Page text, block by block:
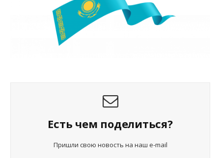
Есть чем поделиться?
Пришли свою новость на наш e-mail